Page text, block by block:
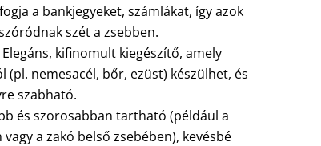
a bankjegyeket, számlákat, így azok
szét a zsebben.
Elegáns, kifinomult kiegészítő, amely
(pl. nemesacél, bőr, ezüst) készülhet, és
szabható.
és szorosabban tartható (például a
a zakó belső zsebében), kevésbé